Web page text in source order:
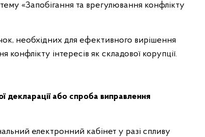
«Запобігання та врегулювання конфлікту
необхідних для ефективного вирішення
інтересів як складової корупції.
або спроба виправлення
електронний кабінет у разі спливу